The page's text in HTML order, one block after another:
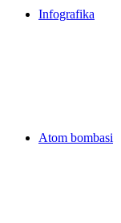
Infografika
Atom bombasi